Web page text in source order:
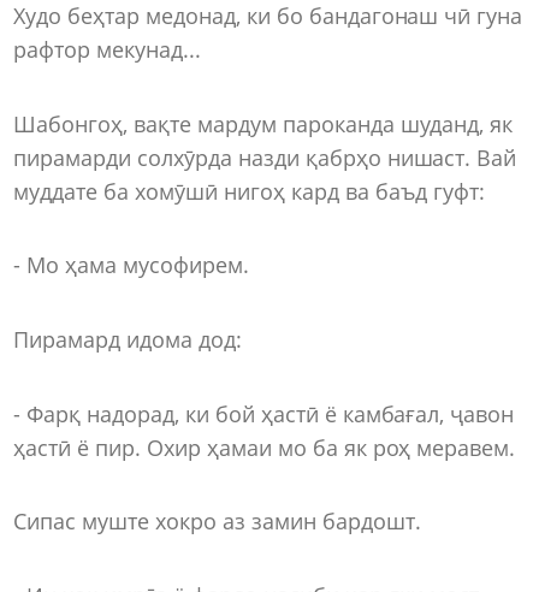
Худо беҳтар медонад, ки бо бандагонаш чӣ гуна
рафтор мекунад...
Шабонгоҳ, вақте мардум пароканда шуданд, як
пирамарди солхӯрда назди қабрҳо нишаст. Вай
муддате ба хомӯшӣ нигоҳ кард ва баъд гуфт:
- Мо ҳама мусофирем.
Пирамард идома дод:
- Фарқ надорад, ки бой ҳастӣ ё камбағал, ҷавон
ҳастӣ ё пир. Охир ҳамаи мо ба як роҳ меравем.
Сипас муште хокро аз замин бардошт.